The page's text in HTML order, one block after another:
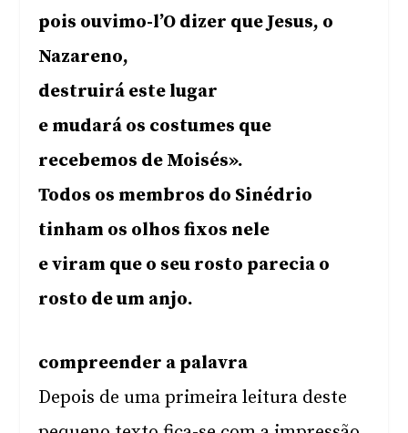
pois ouvimo-l’O dizer que Jesus, o
Nazareno,
destruirá este lugar
e mudará os costumes que
recebemos de Moisés».
Todos os membros do Sinédrio
tinham os olhos fixos nele
e viram que o seu rosto parecia o
rosto de um anjo.
compreender a palavra
Depois de uma primeira leitura deste